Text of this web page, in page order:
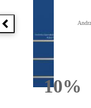
Poprzednia książka
10%